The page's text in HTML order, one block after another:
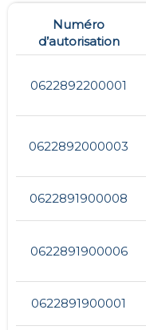
Numéro
d’autorisation
0622892200001
0622892000003
0622891900008
0622891900006
0622891900001